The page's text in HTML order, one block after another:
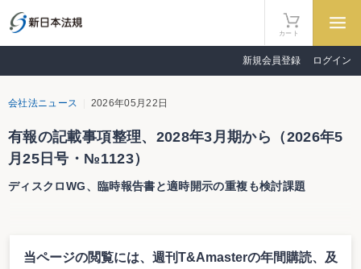
カート
新規会員登録 ログイン
会社法ニュース 2026年05月22日
有報の記載事項整理、2028年3月期から（2026年5
月25日号・№1123）
ディスクロWG、臨時報告書と適時開示の重複も検討課題
に着手。2027年6月頃までに報告書を取りまとめへ。内閣府
当ページの閲覧には、週刊T&Amasterの年間購読、 及